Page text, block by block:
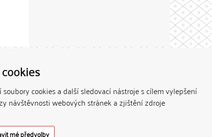
cookies a další sledovací nástroje s cílem vylepšení
návštěvnosti webových stránek a zjištění zdroje
mé předvolby